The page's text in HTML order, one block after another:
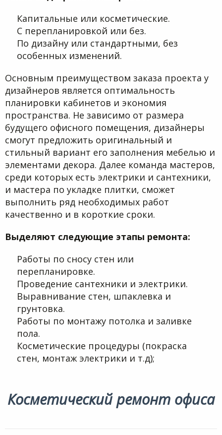
Капитальные или косметические.
С перепланировкой или без.
По дизайну или стандартными, без
особенных изменений.
Основным преимуществом заказа проекта у
дизайнеров является оптимальность
планировки кабинетов и экономия
пространства. Не зависимо от размера
будущего офисного помещения, дизайнеры
смогут предложить оригинальный и
стильный вариант его заполнения мебелью и
элементами декора. Далее команда мастеров,
среди которых есть электрики и сантехники,
и мастера по укладке плитки, сможет
выполнить ряд необходимых работ
качественно и в короткие сроки.
Выделяют следующие этапы ремонта:
Работы по сносу стен или
перепланировке.
Проведение сантехники и электрики.
Выравнивание стен, шпаклевка и
грунтовка.
Работы по монтажу потолка и заливке
пола.
Косметические процедуры (покраска
стен, монтаж электрики и т.д);
Косметический ремонт офиса